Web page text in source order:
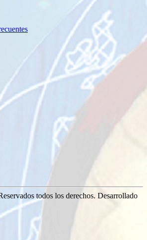
todos los derechos. Desarrollado